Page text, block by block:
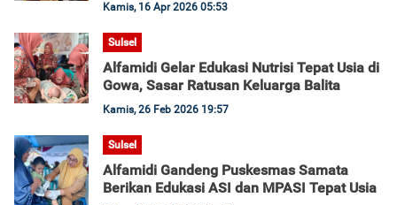
Kamis, 16 Apr 2026 05:53
Sulsel
Alfamidi Gelar Edukasi Nutrisi Tepat Usia di
Gowa, Sasar Ratusan Keluarga Balita
Kamis, 26 Feb 2026 19:57
Sulsel
Alfamidi Gandeng Puskesmas Samata
Berikan Edukasi ASI dan MPASI Tepat Usia